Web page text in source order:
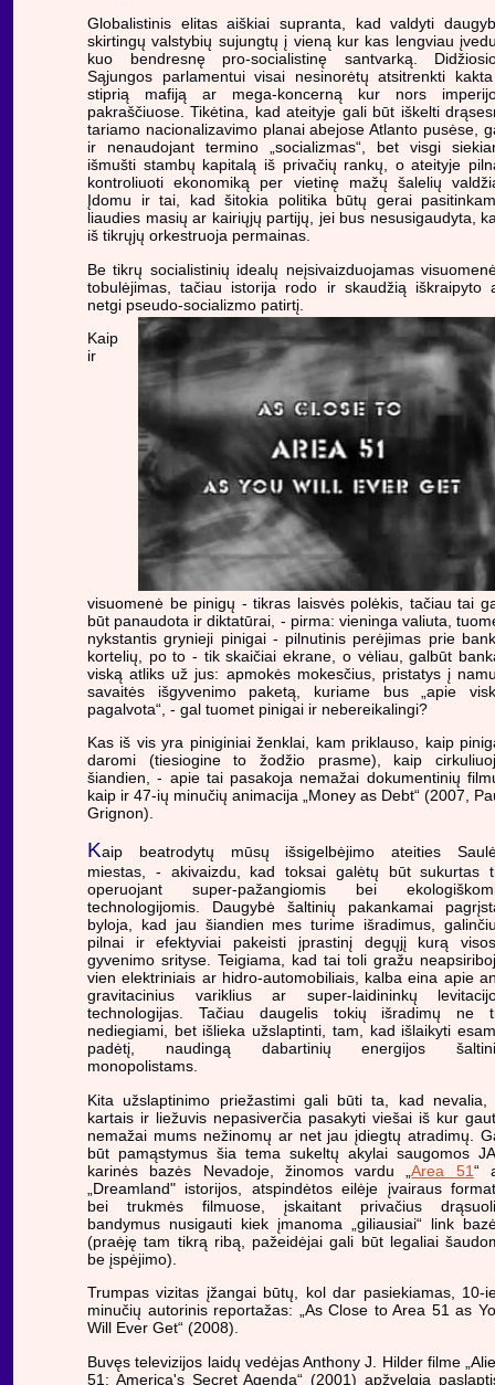
Globalistinis elitas aiškiai supranta, kad valdyti
skirtingų valstybių sujungtų į vieną kur kas lengviau
kuo bendresnę pro-socialistinę santvarką.
Sąjungos parlamentui visai nesinorėtų atsitrenkti
stiprią mafiją ar mega-koncerną kur nors
pakraščiuose. Tikėtina, kad ateityje gali būt iškelti
tariamo nacionalizavimo planai abejose Atlanto pusėse,
ir nenaudojant termino „socializmas“, bet visgi
išmušti stambų kapitalą iš privačių rankų, o ateityje
kontroliuoti ekonomiką per vietinę mažų šalelių
Įdomu ir tai, kad šitokia politika būtų gerai
liaudies masių ar kairiųjų partijų, jei bus nesusigaudyta,
iš tikrųjų orkestruoja permainas.
Be tikrų socialistinių idealų neįsivaizduojamas
tobulėjimas, tačiau istorija rodo ir skaudžią iškraipyto
netgi pseudo-socializmo patirtį.
Kaip
ir
visuomenė be pinigų - tikras laisvės polėkis, tačiau tai
būt panaudota ir diktatūrai, - pirma: vieninga valiuta,
nykstantis grynieji pinigai - pilnutinis perėjimas prie
kortelių, po to - tik skaičiai ekrane, o vėliau, galbūt
viską atliks už jus: apmokės mokesčius, pristatys į
savaitės išgyvenimo paketą, kuriame bus „apie
pagalvota“, - gal tuomet pinigai ir nebereikalingi?
Kas iš vis yra piniginiai ženklai, kam priklauso, kaip
daromi (tiesiogine to žodžio prasme), kaip
šiandien, - apie tai pasakoja nemažai dokumentinių
kaip ir 47-ių minučių animacija „Money as Debt“ (2007,
Grignon).
Kaip beatrodytų mūsų išsigelbėjimo ateities
miestas, - akivaizdu, kad toksai galėtų būt sukurtas
operuojant super-pažangiomis bei
technologijomis. Daugybė šaltinių pakankamai
byloja, kad jau šiandien mes turime išradimus,
pilnai ir efektyviai pakeisti įprastinį degųjį kurą
gyvenimo srityse. Teigiama, kad tai toli gražu
vien elektriniais ar hidro-automobiliais, kalba eina apie
gravitacinius variklius ar super-laidininkų
technologijas. Tačiau daugelis tokių išradimų ne
nediegiami, bet išlieka užslaptinti, tam, kad išlaikyti
padėtį, naudingą dabartinių energijos
monopolistams.
Kita užslaptinimo priežastimi gali būti ta, kad nevalia,
kartais ir liežuvis nepasiverčia pasakyti viešai iš kur
nemažai mums nežinomų ar net jau įdiegtų atradimų.
būt pamąstymus šia tema sukeltų akylai saugomos
karinės bazės Nevadoje, žinomos vardu „Area 51“
„Dreamland" istorijos, atspindėtos eilėje įvairaus
bei trukmės filmuose, įskaitant privačius
bandymus nusigauti kiek įmanoma „giliausiai“ link
(praėję tam tikrą ribą, pažeidėjai gali būt legaliai
be įspėjimo).
Trumpas vizitas įžangai būtų, kol dar pasiekiamas, 10-
minučių autorinis reportažas: „As Close to Area 51 as
Will Ever Get“ (2008).
Buvęs televizijos laidų vedėjas Anthony J. Hilder filme
51: America's Secret Agenda“ (2001) apžvelgia